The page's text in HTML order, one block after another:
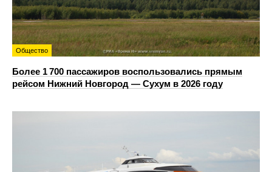
Общество
Более 1 700 пассажиров воспользовались прямым
рейсом Нижний Новгород — Сухум в 2026 году